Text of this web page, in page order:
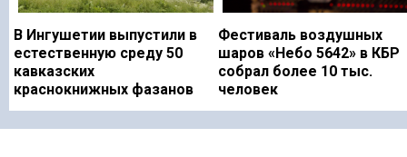
В Ингушетии выпустили в
естественную среду 50
кавказских
краснокнижных фазанов
Фестиваль воздушных
шаров «Небо 5642» в КБР
собрал более 10 тыс.
человек